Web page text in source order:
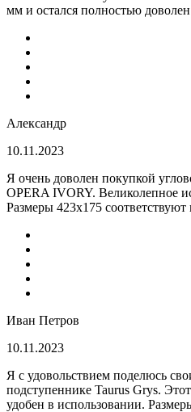
мм и остался полностью
Александр
10.11.2023
Я очень доволен покупкой
OPERA IVORY. Великолепное
Размеры 423х175
Иван Петров
10.11.2023
Я с удовольствием поделюсь
подступеннике Taurus Grys.
удобен в использовании.